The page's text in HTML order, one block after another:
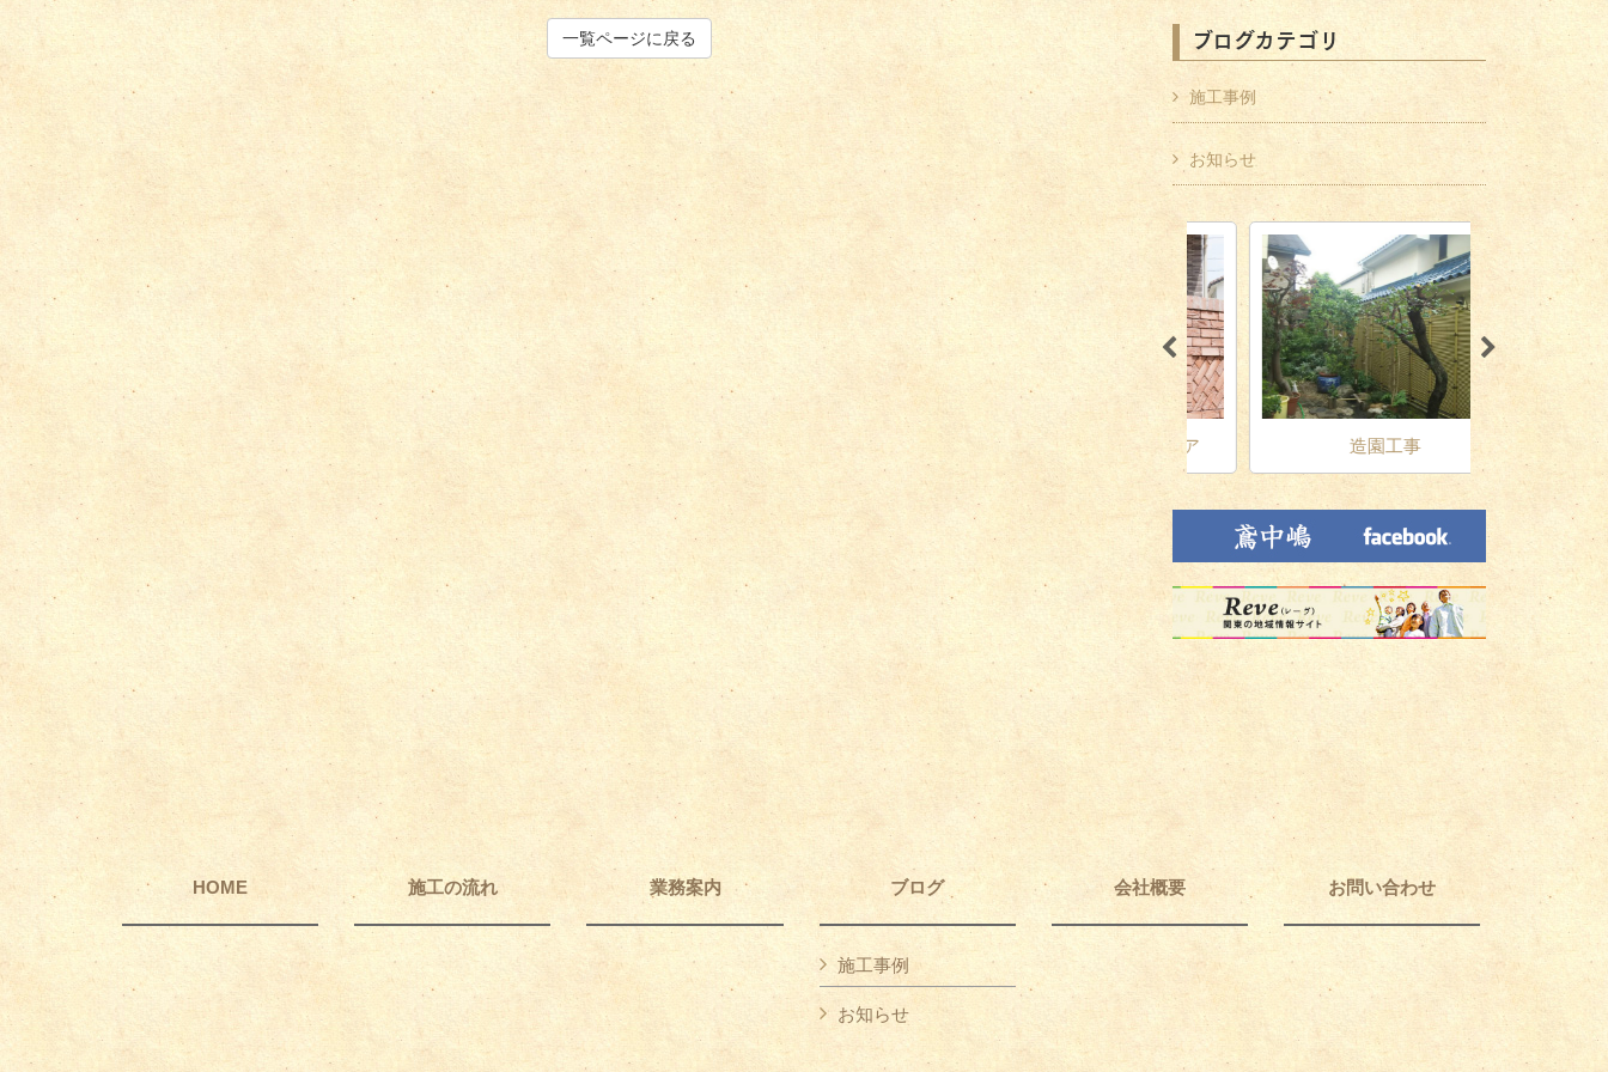
一覧ページに戻る ブログカテゴリ
施工事例
お知らせ
その他住宅工事 外構工事・エクステリア 造園工事 剪定・伐
HOME 施工の流れ 業務案内 ブログ
施工事例
お知らせ
会社概要 お問い合わせ